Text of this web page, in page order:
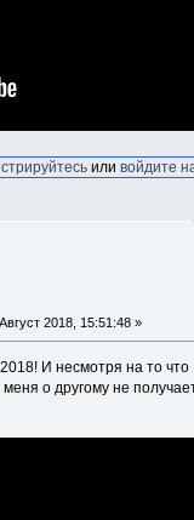
иливойдите
2018, 15:51:48 »
И несмотря на то что
о другому не